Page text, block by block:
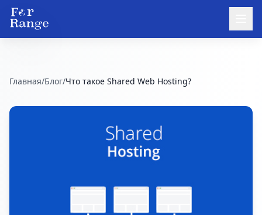
Главная/Блог/Что такое Shared Web Hosting?